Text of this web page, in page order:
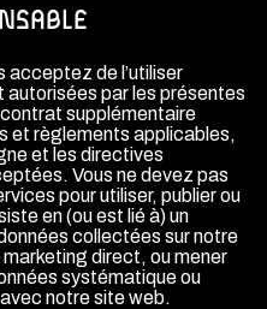
acceptez de l’utiliser
autorisées par les présentes
supplémentaire
et règlements applicables,
et les directives
Vous ne devez pas
pour utiliser, publier ou
en (ou est lié à) un
collectées sur notre
direct, ou mener
systématique ou
notre site web.